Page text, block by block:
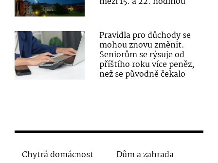
Pravidla pro důchody se
mohou znovu změnit.
Seniorům se rýsuje od
příštího roku více peněz,
než se původně čekalo
Chytrá domácnost
Dům a zahrada